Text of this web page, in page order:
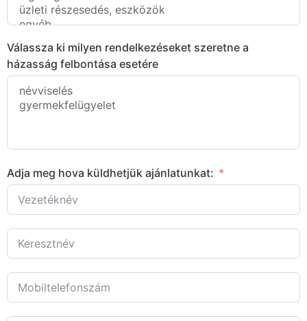
Válassza ki milyen rendelkezéseket szeretne a
házasság felbontása esetére
Adja meg hova küldhetjük ajánlatunkat: